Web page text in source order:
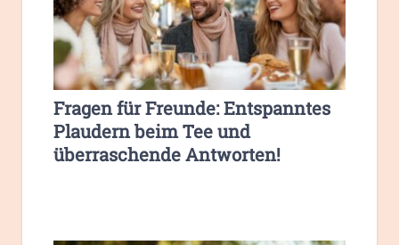
Fragen für Freunde: Entspanntes
Plaudern beim Tee und
überraschende Antworten!